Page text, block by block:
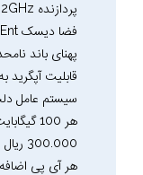
پردازنده 2Core – 2GHz
فضا دیسک 20GB SAS Ent
پهنای باند
قابلیت آپگرید
سیستم عامل
هر 100
300.000 ریال
هر آی پی اضافه ماهانه